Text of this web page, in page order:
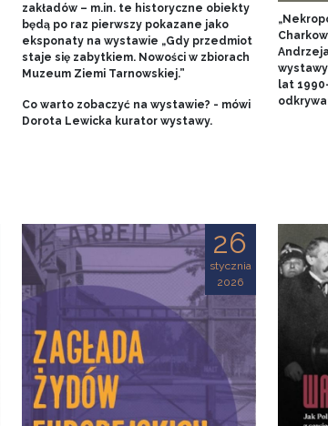
zakładów – m.in. te historyczne obiekty
będą po raz pierwszy pokazane jako
eksponaty na wystawie „Gdy przedmiot
staje się zabytkiem. Nowości w zbiorach
Muzeum Ziemi Tarnowskiej.”
Co warto zobaczyć na wystawie? - mówi
Dorota Lewicka kurator wystawy.
lat
26
stycznia
2026